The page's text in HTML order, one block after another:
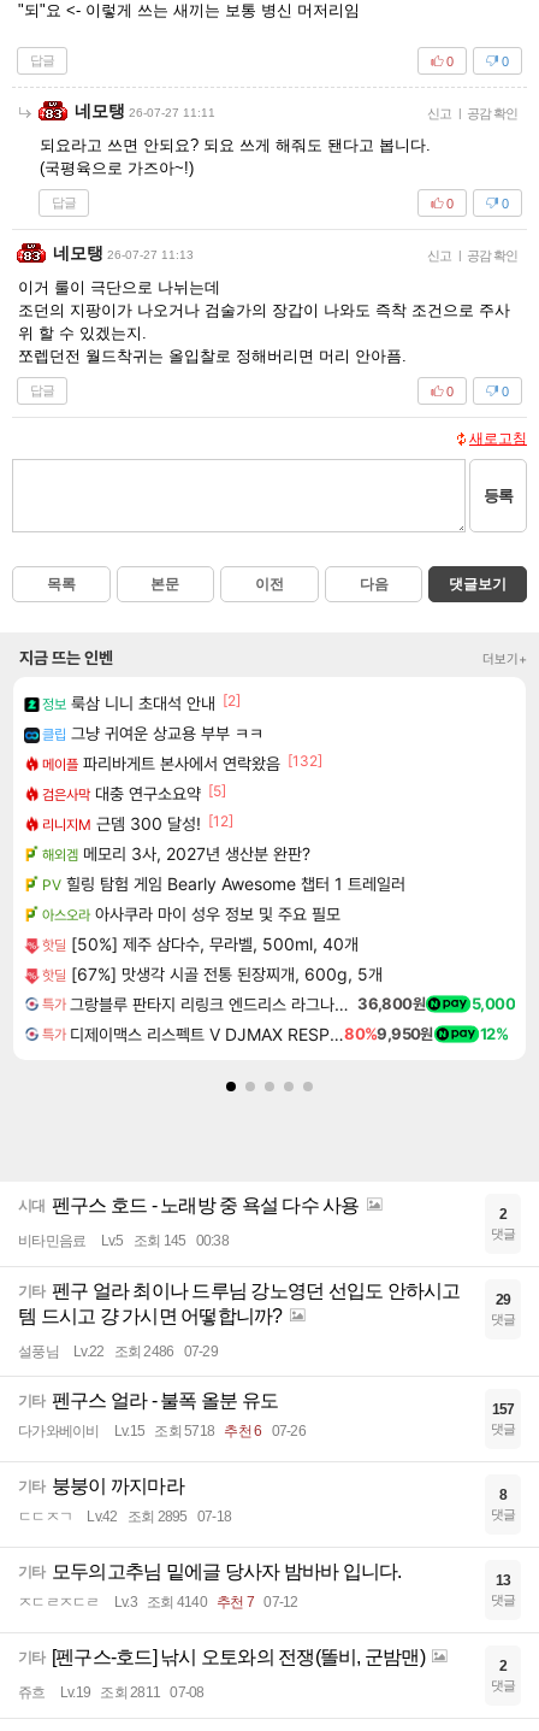
"되"요 <- 이렇게 쓰는 새끼는 보통 병신 머저리임
답글 0
0
네모탱 26-07-27 11:11 신고 | 공감 확인
되요라고 쓰면 안되요? 되요 쓰게 해줘도 됀다고 봅니다.
(국평육으로 가즈아~!)
답글 0
0
네모탱 26-07-27 11:13 신고 | 공감 확인
이거 룰이 극단으로 나뉘는데
조던의 지팡이가 나오거나 검술가의 장갑이 나와도 즉착 조건으로 주사
위 할 수 있겠는지.
쪼렙던전 월드착귀는 올입찰로 정해버리면 머리 안아픔.
답글 0
0
새로고침
등록
목록 본문 이전 다음 댓글보기
지금 뜨는 인벤 더보기+
정보 룩삼 니니 초대석 안내 [2]
클립 그냥 귀여운 상교용 부부 ㅋㅋ
메이플 파리바게트 본사에서 연락왔음 [132]
검은사막 대충 연구소요약 [5]
리니지M 근뎀 300 달성! [12]
해외겜 메모리 3사, 2027년 생산분 완판?
PV 힐링 탐험 게임 Bearly Awesome 챕터 1 트레일러
아스오라 아사쿠라 마이 성우 정보 및 주요 필모
핫딜 [50%] 제주 삼다수, 무라벨, 500ml, 40개
핫딜 [67%] 맛생각 시골 전통 된장찌개, 600g, 5개
특가 그랑블루 판타지 리링크 엔드리스 라그나로크 업그레이드 킷 Granblue Fantasy Relink Endless Ragnarok Upgrade Kit DLC 36,800원 5,000
특가 디제이맥스 리스펙트 V DJMAX RESPECT V80%9,950원 12%
시대 펜구스 호드 - 노래방 중 욕설 다수 사용
비타민음료 Lv.5 조회 145 00:38
2
댓글
기타 펜구 얼라 최이나 드루님 강노영던 선입도 안하시고
템 드시고 걍 가시면 어떻합니까?
설풍님 Lv.22 조회 2486 07-29
29
댓글
기타 펜구스 얼라 - 불폭 올분 유도
다가와베이비 Lv.15 조회 5718 추천 6 07-26
157
댓글
기타 붕붕이 까지마라
ㄷㄷㅈㄱ Lv.42 조회 2895 07-18
8
댓글
기타 모두의고추님 밑에글 당사자 밤바바 입니다.
ㅈㄷㄹㅈㄷㄹ Lv.3 조회 4140 추천 7 07-12
13
댓글
기타 [펜구스-호드] 낚시 오토와의 전쟁(똘비, 군밤맨)
쥬흐 Lv.19 조회 2811 07-08
2
댓글